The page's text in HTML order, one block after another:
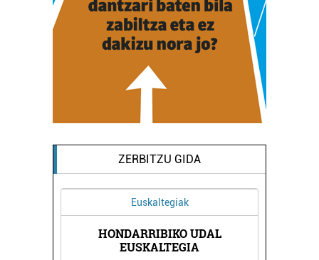
ZERBITZU GIDA
Euskaltegiak
HONDARRIBIKO UDAL
EUSKALTEGIA